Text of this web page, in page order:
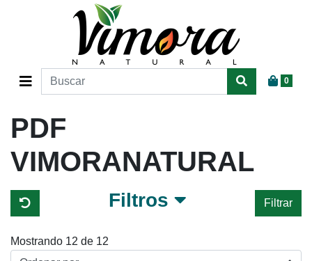
0
PDF
VIMORANATURAL
Filtros Filtrar
Mostrando 12 de 12